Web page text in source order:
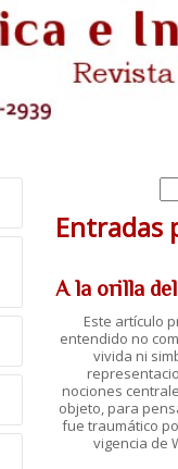
Entradas
A la orilla
Este artículo
entendido no
vivida ni
nociones
objeto, para
fue traumático
vigencia de